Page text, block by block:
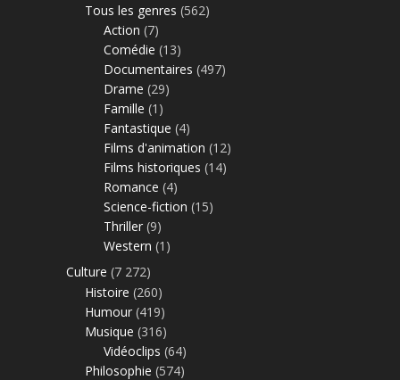
Tous les genres (562)
Action (7)
Comédie (13)
Documentaires (497)
Drame (29)
Famille (1)
Fantastique (4)
Films d'animation (12)
Films historiques (14)
Romance (4)
Science-fiction (15)
Thriller (9)
Western (1)
Culture (7 272)
Histoire (260)
Humour (419)
Musique (316)
Vidéoclips (64)
Philosophie (574)